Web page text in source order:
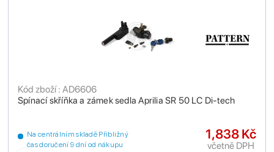
Spínací skříňka a zámek sedla Aprilia SR 50 LC Di-tech
Kód zboží : AD6606
Na centrálním skladě Přibližný
čas doručení 9 dní od nákupu
1,838 Kč
včetně DPH